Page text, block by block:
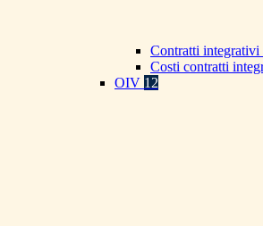
Contratti integrativi
Costi contratti
OIV 12